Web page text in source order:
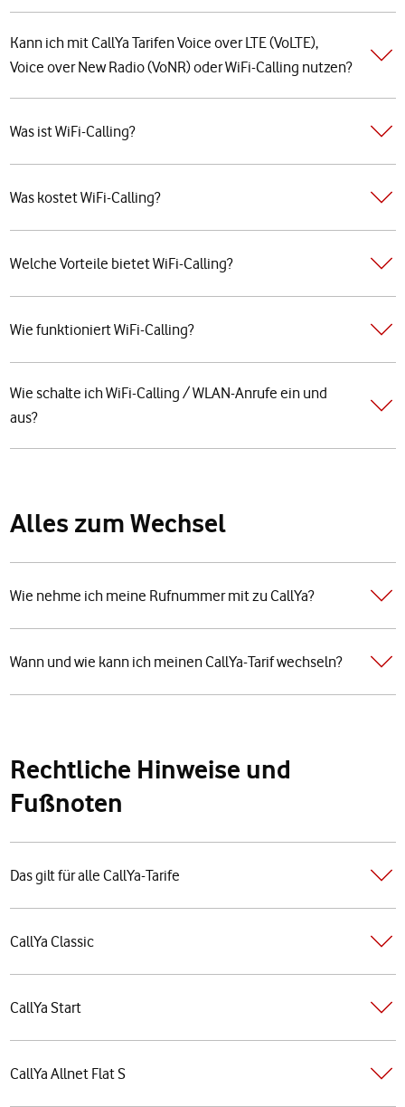
Kann ich mit CallYa Tarifen Voice over LTE (VoLTE),
Voice over New Radio (VoNR) oder WiFi-Calling nutzen?
Was ist WiFi-Calling?
Was kostet WiFi-Calling?
Welche Vorteile bietet WiFi-Calling?
Wie funktioniert WiFi-Calling?
Wie schalte ich WiFi-Calling / WLAN-Anrufe ein und
aus?
Alles zum Wechsel
Wie nehme ich meine Rufnummer mit zu CallYa?
Wann und wie kann ich meinen CallYa-Tarif wechseln?
Rechtliche Hinweise und
Fußnoten
Das gilt für alle CallYa-Tarife
CallYa Classic
CallYa Start
CallYa Allnet Flat S